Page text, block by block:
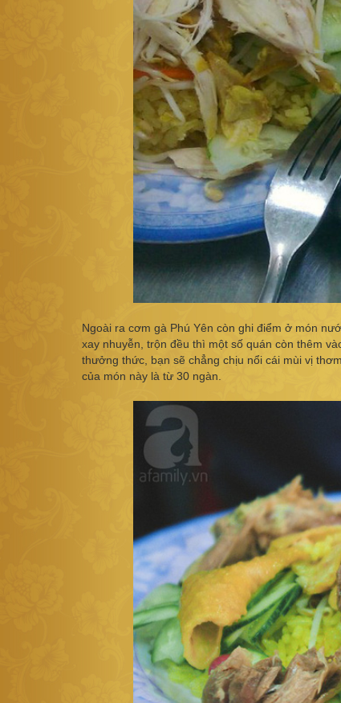
Ngoài ra cơm gà Phú Yên còn ghi điểm ở món
xay nhuyễn, trộn đều thì một số quán còn thêm
thưởng thức, bạn sẽ chẳng chịu nổi cái mùi vị
của món này là từ 30 ngàn.